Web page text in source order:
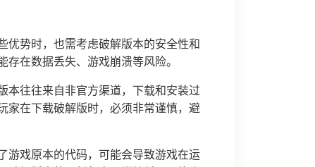
优势时，也需考虑破解版本的安全性和
在数据丢失、游戏崩溃等风险。
本往往来自非官方渠道，下载和安装过
家在下载破解版时，必须非常谨慎，避
游戏原本的代码，可能会导致游戏在运